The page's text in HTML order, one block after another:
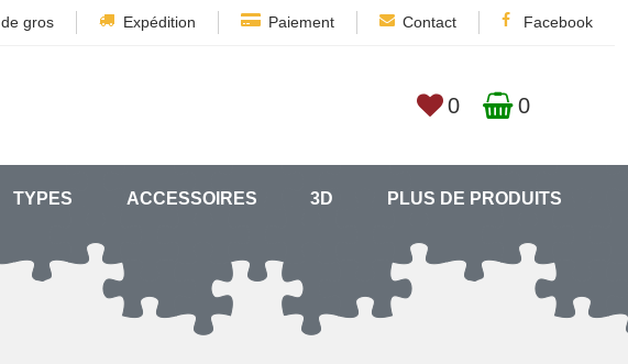
gros Expédition Paiement Contact Facebook
0 0
TYPES ACCESSOIRES 3D PLUS DE PRODUITS